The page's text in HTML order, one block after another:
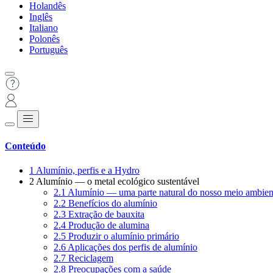
Holandês
Inglês
Italiano
Polonês
Português
Conteúdo
1 Alumínio, perfis e a Hydro
2 Alumínio — o metal ecológico sustentável
2.1 Alumínio — uma parte natural do nosso meio
2.2 Benefícios do alumínio
2.3 Extração de bauxita
2.4 Produção de alumina
2.5 Produzir o alumínio primário
2.6 Aplicações dos perfis de alumínio
2.7 Reciclagem
2.8 Preocupações com a saúde